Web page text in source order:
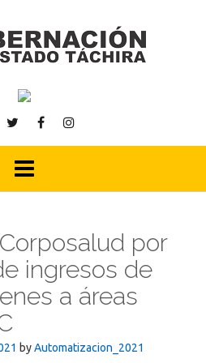
por
ingresos de
a áreas
byAutomatizacion_2021